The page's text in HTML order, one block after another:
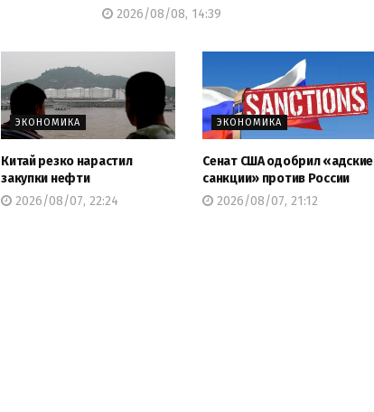
2026/08/08, 14:39
ЭКОНОМИКА
Китай резко нарастил
закупки нефти
2026/08/07, 22:24
ЭКОНОМИКА
Сенат США одобрил «адские
санкции» против России
2026/08/07, 21:12